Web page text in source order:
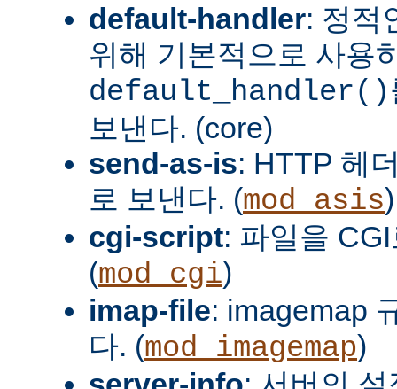
default-handler: 정적
위해 기본적으로 사용
default_handler()
보낸다. (core)
send-as-is: HTTP 헤
로 보낸다. (mod_asis)
cgi-script: 파일을
(mod_cgi)
imap-file: imagemap
다. (mod_imagemap)